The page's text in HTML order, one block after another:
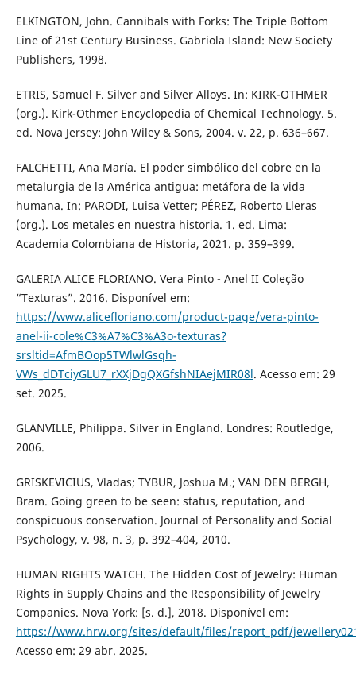
ELKINGTON, John. Cannibals with Forks: The Triple Bottom
Line of 21st Century Business. Gabriola Island: New Society
Publishers, 1998.
ETRIS, Samuel F. Silver and Silver Alloys. In: KIRK-OTHMER
(org.). Kirk-Othmer Encyclopedia of Chemical Technology. 5.
ed. Nova Jersey: John Wiley & Sons, 2004. v. 22, p. 636–667.
FALCHETTI, Ana María. El poder simbólico del cobre en la
metalurgia de la América antigua: metáfora de la vida
humana. In: PARODI, Luisa Vetter; PÉREZ, Roberto Lleras
(org.). Los metales en nuestra historia. 1. ed. Lima:
Academia Colombiana de Historia, 2021. p. 359–399.
GALERIA ALICE FLORIANO. Vera Pinto - Anel II Coleção
“Texturas”. 2016. Disponível em:
https://www.alicefloriano.com/product-page/vera-pinto-
anel-ii-cole%C3%A7%C3%A3o-texturas?
srsltid=AfmBOop5TWlwlGsqh-
VWs_dDTciyGLU7_rXXjDgQXGfshNIAejMIR08l. Acesso em: 29
set. 2025.
GLANVILLE, Philippa. Silver in England. Londres: Routledge,
2006.
GRISKEVICIUS, Vladas; TYBUR, Joshua M.; VAN DEN BERGH,
Bram. Going green to be seen: status, reputation, and
conspicuous conservation. Journal of Personality and Social
Psychology, v. 98, n. 3, p. 392–404, 2010.
HUMAN RIGHTS WATCH. The Hidden Cost of Jewelry: Human
Rights in Supply Chains and the Responsibility of Jewelry
Companies. Nova York: [s. d.], 2018. Disponível em:
https://www.hrw.org/sites/default/files/report_pdf/
Acesso em: 29 abr. 2025.